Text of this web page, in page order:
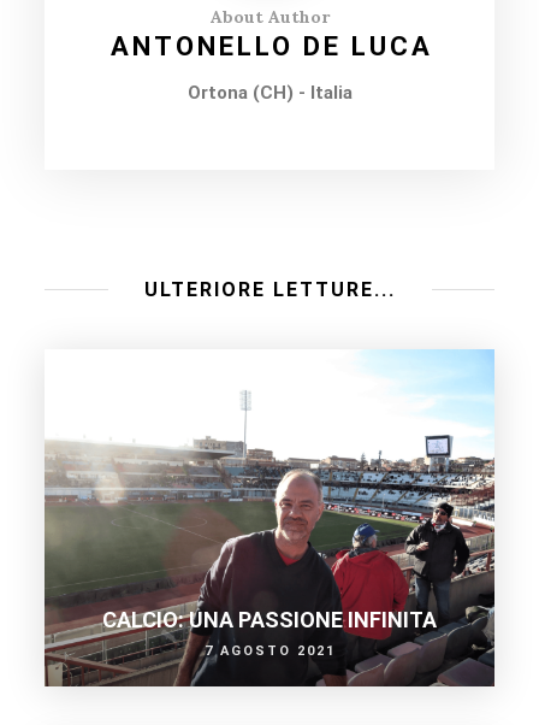
About Author
ANTONELLO DE LUCA
Ortona (CH) - Italia
ULTERIORE LETTURE...
CALCIO: UNA PASSIONE INFINITA
7 AGOSTO 2021